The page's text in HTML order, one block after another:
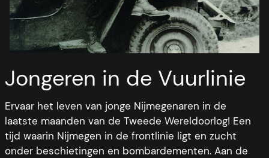
Jongeren in de Vuurlinie
Ervaar het leven van jonge Nijmegenaren in de
laatste maanden van de Tweede Wereldoorlog! Een
tijd waarin Nijmegen in de frontlinie ligt en zucht
onder beschietingen en bombardementen. Aan de